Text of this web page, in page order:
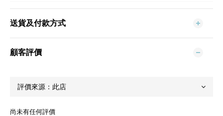
送貨及付款方式
顧客評價
尚未有任何評價